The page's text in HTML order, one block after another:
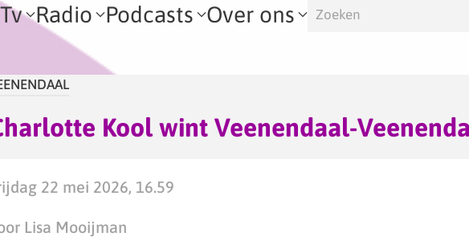
Tv Radio Podcasts Over ons
Kool wint Veenendaal-
22 mei 2026, 16.59
Lisa Mooijman